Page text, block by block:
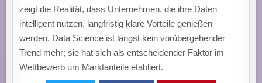
zeigt die Realität, dass Unternehmen, die ihre Daten
intelligent nutzen, langfristig klare Vorteile genießen
werden. Data Science ist längst kein vorübergehender
Trend mehr; sie hat sich als entscheidender Faktor im
Wettbewerb um Marktanteile etabliert.